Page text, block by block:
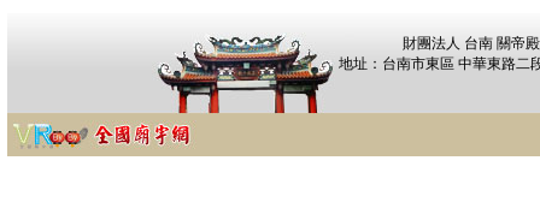
財團法人 台南 關帝
地址：台南市東區 中華東路二